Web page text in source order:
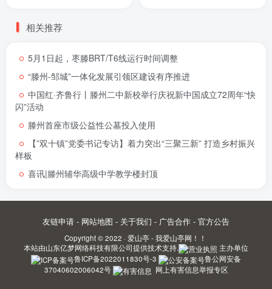
相关推荐
5月1日起，枣滕BRT/T6线运行时间调整
“滕州-邹城”一体化发展引领区建设有序推进
中国红·齐鲁行丨滕州二中新校举行庆祝新中国成立72周年“快
闪”活动
滕州首座市级公益性公墓投入使用
【”双十镇”党委书记专访】着力突出“三聚三新” 打造乡村振兴
样板
喜讯|滕州辅华高级中学教学楼封顶
友链申请 - 网站地图 - 关于我们 - 广告合作 - 官方公告
Copyright © 2022 · 爱山亭 - 我爱山亭网！！
本站由山东亿梦网络科技有限公司提供技术支持.
主办单位
鲁ICP备2022011830号-3
鲁公网安备
37040602006042号
网上有害信息举报专区